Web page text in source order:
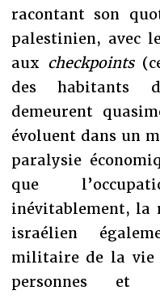
racontant son
palestinien, avec
aux checkpoints
des habitants
demeurent
évoluent dans un
paralysie
que
inévitablement, la
israélien
militaire de la vie
personnes et